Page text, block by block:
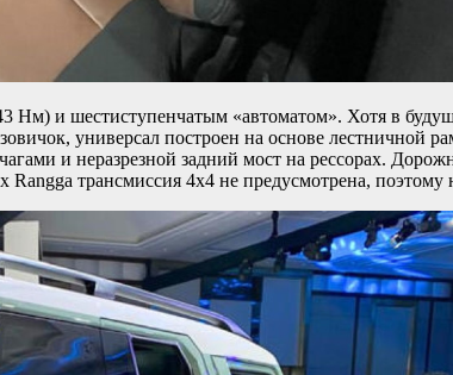
Нм) и шестиступенчатым «автоматом». Хотя в
универсал построен на основе лестничной
и неразрезной задний мост на рессорах.
трансмиссия 4х4 не предусмотрена,